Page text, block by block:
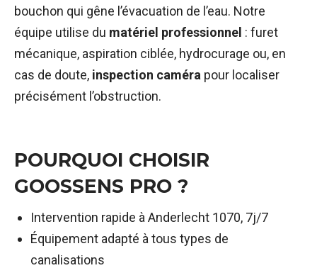
bouchon qui gêne l’évacuation de l’eau. Notre
équipe utilise du matériel professionnel : furet
mécanique, aspiration ciblée, hydrocurage ou, en
cas de doute, inspection caméra pour localiser
précisément l’obstruction.
POURQUOI CHOISIR
GOOSSENS PRO ?
Intervention rapide à Anderlecht 1070, 7j/7
Équipement adapté à tous types de
canalisations